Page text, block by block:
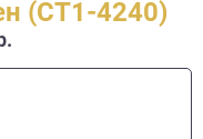
(СТ1-4240)